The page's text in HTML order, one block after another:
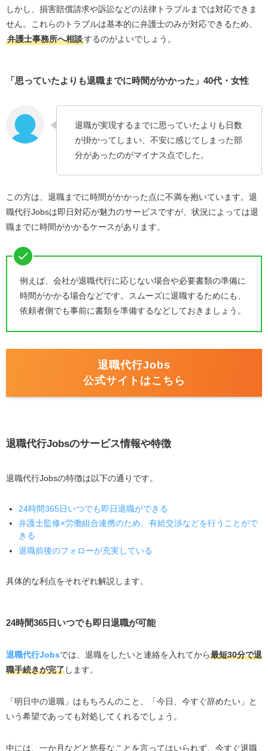
しかし、損害賠償請求や訴訟などの法律トラブルまでは対応できま
せん。これらのトラブルは基本的に弁護士のみが対応できるため、
弁護士事務所へ相談するのがよいでしょう。
「思っていたよりも退職までに時間がかかった」40代・女性
退職が実現するまでに思っていたよりも日数
が掛かってしまい、不安に感じてしまった部
分があったのがマイナス点でした。
この方は、退職までに時間がかかった点に不満を抱いています。退
職代行Jobsは即日対応が魅力のサービスですが、状況によっては退
職までに時間がかかるケースがあります。
例えば、会社が退職代行に応じない場合や必要書類の準備に
時間がかかる場合などです。スムーズに退職するためにも、
依頼者側でも事前に書類を準備するなどしておきましょう。
退職代行Jobs
公式サイトはこちら
退職代行Jobsのサービス情報や特徴
退職代行Jobsの特徴は以下の通りです。
24時間365日いつでも即日退職ができる
弁護士監修×労働組合連携のため、有給交渉などを行うことがで
きる
退職前後のフォローが充実している
具体的な利点をそれぞれ解説します。
24時間365日いつでも即日退職が可能
退職代行Jobsでは、退職をしたいと連絡を入れてから最短30分で退
職手続きが完了します。
「明日中の退職」はもちろんのこと、「今日、今すぐ辞めたい」と
いう希望であっても対処してくれるでしょう。
中には、一か月などと悠長なことを言ってはいられず、今すぐ退職